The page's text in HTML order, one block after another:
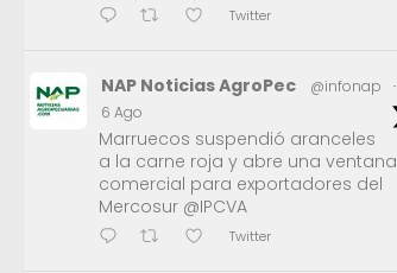
Twitter
NAP Noticias AgroPec @infonap
·
6 Ago
Marruecos suspendió aranceles
a la carne roja y abre una ventana
comercial para exportadores del
Mercosur @IPCVA
Twitter